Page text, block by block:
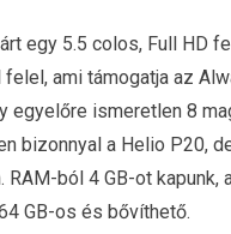
egy 5.5 colos, Full HD
felel, ami támogatja az
egyelőre ismeretlen 8
bizonnyal a Helio P20,
RAM-ból 4 GB-ot kapunk,
GB-os és bővíthető.